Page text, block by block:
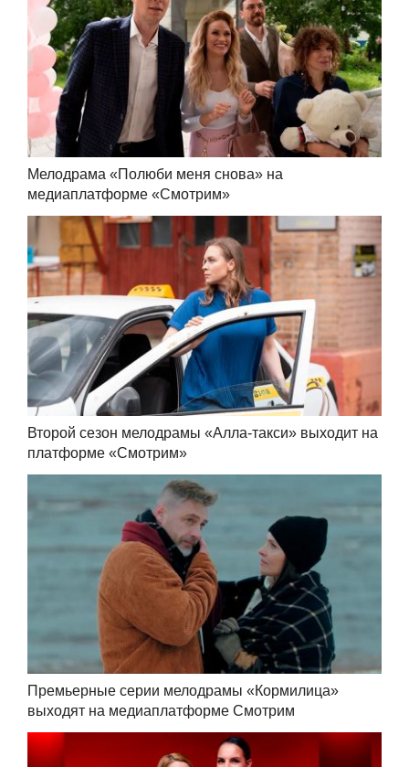
Мелодрама «Полюби меня снова» на
медиаплатформе «Смотрим»
Второй сезон мелодрамы «Алла-такси» выходит на
платформе «Смотрим»
Премьерные серии мелодрамы «Кормилица»
выходят на медиаплатформе Смотрим